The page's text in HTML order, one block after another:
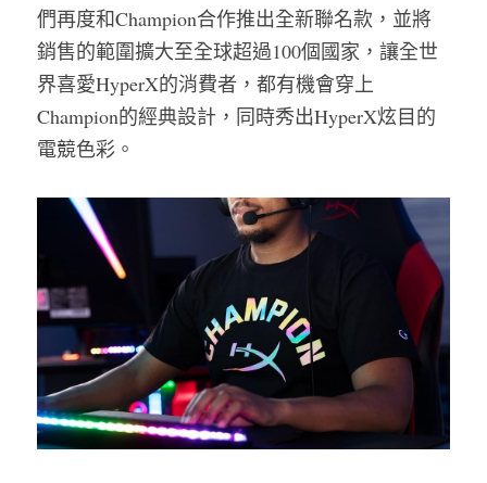
們再度和Champion合作推出全新聯名款，並將
銷售的範圍擴大至全球超過100個國家，讓全世
界喜愛HyperX的消費者，都有機會穿上
Champion的經典設計，同時秀出HyperX炫目的
電競色彩。